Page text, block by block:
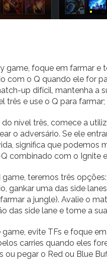
game, foque em farmar e
com o Q quando ele for
up difícil, mantenha a
três e use o Q para farmar;
do nível três, comece a
o adversário. Se ele
significa que podemos
combinado com o Ignite
game, teremos três
gankar uma das side
a jungle). Avalie o
das side lane e tome a
game, evite TFs e foque
carries quando eles
ou pegar o Red ou Blue